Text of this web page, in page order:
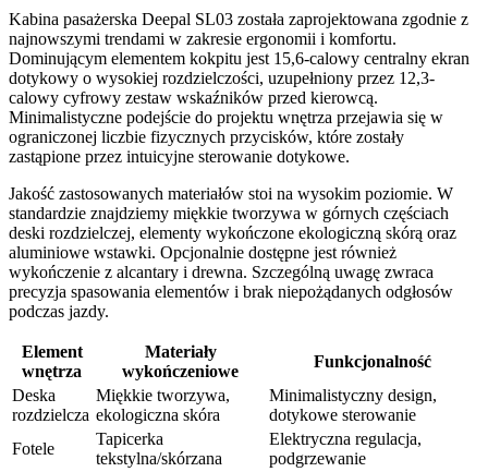
Kabina pasażerska Deepal SL03 została zaprojektowana zgodnie z
najnowszymi trendami w zakresie ergonomii i komfortu.
Dominującym elementem kokpitu jest 15,6-calowy centralny ekran
dotykowy o wysokiej rozdzielczości, uzupełniony przez 12,3-
calowy cyfrowy zestaw wskaźników przed kierowcą.
Minimalistyczne podejście do projektu wnętrza przejawia się w
ograniczonej liczbie fizycznych przycisków, które zostały
zastąpione przez intuicyjne sterowanie dotykowe.
Jakość zastosowanych materiałów stoi na wysokim poziomie. W
standardzie znajdziemy miękkie tworzywa w górnych częściach
deski rozdzielczej, elementy wykończone ekologiczną skórą oraz
aluminiowe wstawki. Opcjonalnie dostępne jest również
wykończenie z alcantary i drewna. Szczególną uwagę zwraca
precyzja spasowania elementów i brak niepożądanych odgłosów
podczas jazdy.
Element
wnętrza
Materiały
wykończeniowe
Funkcjonalność
Deska
rozdzielcza
Miękkie tworzywa,
ekologiczna skóra
Minimalistyczny design,
dotykowe sterowanie
Fotele
Tapicerka
tekstylna/skórzana
Elektryczna regulacja,
podgrzewanie